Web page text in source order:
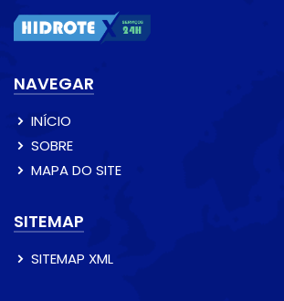
NAVEGAR
INÍCIO
SOBRE
MAPA DO SITE
SITEMAP
SITEMAP XML